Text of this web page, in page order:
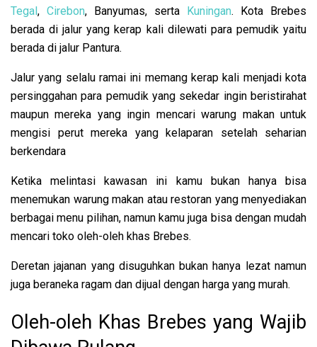
Tegal, Cirebon, Banyumas, serta Kuningan. Kota Brebes
berada di jalur yang kerap kali dilewati para pemudik yaitu
berada di jalur Pantura.
Jalur yang selalu ramai ini memang kerap kali menjadi kota
persinggahan para pemudik yang sekedar ingin beristirahat
maupun mereka yang ingin mencari warung makan untuk
mengisi perut mereka yang kelaparan setelah seharian
berkendara
Ketika melintasi kawasan ini kamu bukan hanya bisa
menemukan warung makan atau restoran yang menyediakan
berbagai menu pilihan, namun kamu juga bisa dengan mudah
mencari toko oleh-oleh khas Brebes.
Deretan jajanan yang disuguhkan bukan hanya lezat namun
juga beraneka ragam dan dijual dengan harga yang murah.
Oleh-oleh Khas Brebes yang Wajib